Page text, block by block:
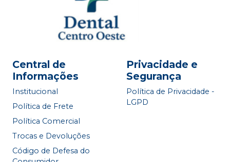
Central de
Informações
Institucional
Política de Frete
Política Comercial
Trocas e Devoluções
Código de Defesa do
Privacidade e
Segurança
Política de Privacidade -
LGPD